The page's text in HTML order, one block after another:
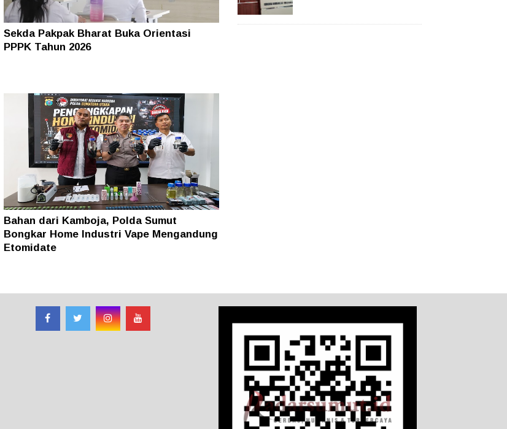
Sekda Pakpak Bharat Buka Orientasi
PPPK Tahun 2026
Bahan dari Kamboja, Polda Sumut
Bongkar Home Industri Vape Mengandung
Etomidate